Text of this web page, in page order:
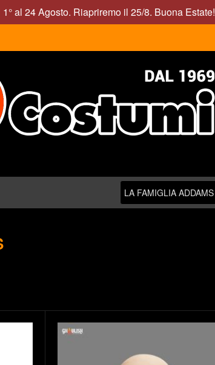
al 24 Agosto. Riapriremo il 25/8. Buona Estate!